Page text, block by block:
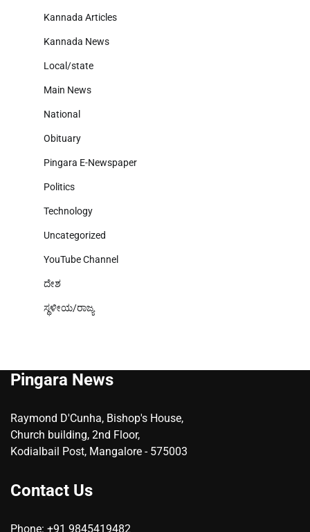
Kannada Articles
Kannada News
Local/state
Main News
National
Obituary
Pingara E-Newspaper
Politics
Technology
Uncategorized
YouTube Channel
ದೇಶ
ಸ್ಥಳೀಯ/ರಾಜ್ಯ
Pingara News
Raymond D'Cunha, Bishop's House,
Church building, 2nd Floor,
Kodialbail Post, Mangalore - 575003
Contact Us
Phone: +91 9845419482